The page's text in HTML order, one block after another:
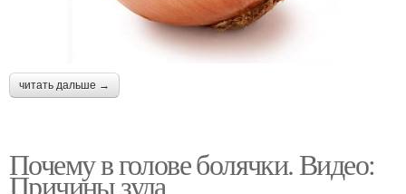
читать дальше →
Почему в голове болячки. Видео:
Причины зуда